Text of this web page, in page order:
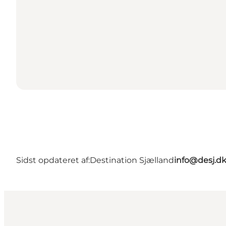
Sidst opdateret af:Destination Sjællandinfo@desj.dk